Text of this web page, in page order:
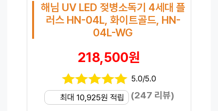
해님 UV LED 젖병소독기 4세대 플
러스 HN-04L, 화이트골드, HN-
04L-WG
218,500원
5.0/5.0
최대 10,925원 적립 (247 리뷰)